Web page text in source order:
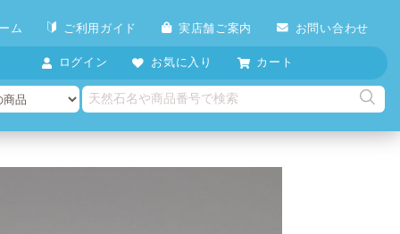
ム ご利用ガイド 実店舗ご案内 お問い合わせ
ログイン お気に入り カート